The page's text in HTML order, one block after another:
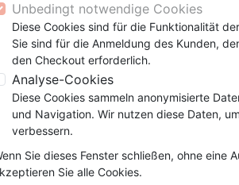
Testamente
Darby
(Religion,
Wachstum
Gemeinde
Kinder
Kinder-
Leiden,
Gemeinde
Ehe
Leiden,
Bibeln
9 Jahre
12 Jahre
Bibeln
Latino, Folk
Soul
Rap,
Pop,
Konferenz
Spiele,
Darby, format compact, bleu -
Bible Darby,
couverture souple
Version :Darby
Verlag Éditions Bibles
Unbedingt notwendige Cookies
Diese Cookies sind für die Funktionalität
Sie sind für die Anmeldung des Kunden,
den Checkout erforderlich.
Analyse-Cookies
Diese Cookies sammeln anonymisierte
und Navigation. Wir nutzen diese Daten,
verbessern.
Sie dieses Fenster schließen, ohne eine
Sie alle Cookies.